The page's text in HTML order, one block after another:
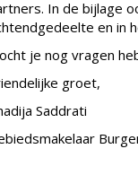
In de bijlage
en in
je nog vragen
groet,
Saddrati